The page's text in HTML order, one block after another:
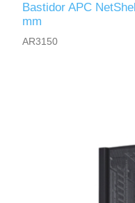
Bastidor APC
mm
AR3150